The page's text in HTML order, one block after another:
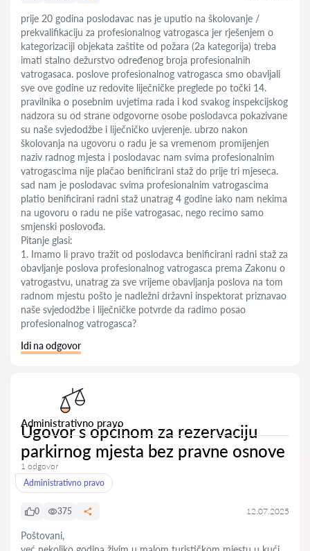
prije 20 godina poslodavac nas je uputio na školovanje /
prekvalifikaciju za profesionalnog vatrogasca jer rješenjem o
kategorizaciji objekata zaštite od požara (2a kategorija) treba
imati stalno dežurstvo određenog broja profesionalnih
vatrogasaca. poslove profesionalnog vatrogasca smo obavljali
sve ove godine uz redovite liječničke preglede po točki 14.
pravilnika o posebnim uvjetima rada i kod svakog inspekcijskog
nadzora su od strane odgovorne osobe poslodavca pokazivane
su naše svjedodžbe i liječničko uvjerenje. ubrzo nakon
školovanja na ugovoru o radu je sa vremenom promijenjen
naziv radnog mjesta i poslodavac nam svima profesionalnim
vatrogascima nije plačao benificirani staž do prije tri mjeseca.
sad nam je poslodavac svima profesionalnim vatrogascima
platio benificirani radni staž unatrag 4 godine iako nam nekima
na ugovoru o radu ne piše vatrogasac, nego recimo samo
smjenski poslovođa.
Pitanje glasi:
1. Imamo li pravo tražit od poslodavca benificirani radni staž za
obavljanje poslova profesionalnog vatrogasca prema Zakonu o
vatrogastvu, unatrag za sve vrijeme obavljanja poslova na tom
radnom mjestu pošto je nadležni državni inspektorat priznavao
naše svjedodžbe i liječničke potvrde da radimo posao
profesionalnog vatrogasca?
Idi na odgovor
Administrativno pravo
Ugovor s općinom za rezervaciju
parkirnog mjesta bez pravne osnove
1 odgovor
Administrativno pravo
0 375 12.07.2025
Poštovani,